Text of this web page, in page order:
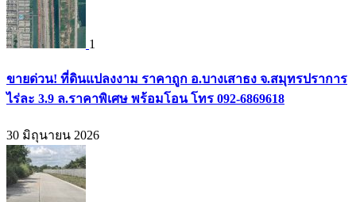
1
ขายด่วน! ที่ดินแปลงงาม ราคาถูก อ.บางเสาธง จ.สมุทรปราการ
ไร่ละ 3.9 ล.ราคาพิเศษ พร้อมโอน โทร 092-6869618
30 มิถุนายน 2026